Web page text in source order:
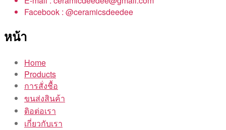
Facebook : @ceramicsdeedee
หน้า
Home
Products
การสั่งชื้อ
ขนส่งสินค้า
ติอต่อเรา
เกี่ยวกับเรา